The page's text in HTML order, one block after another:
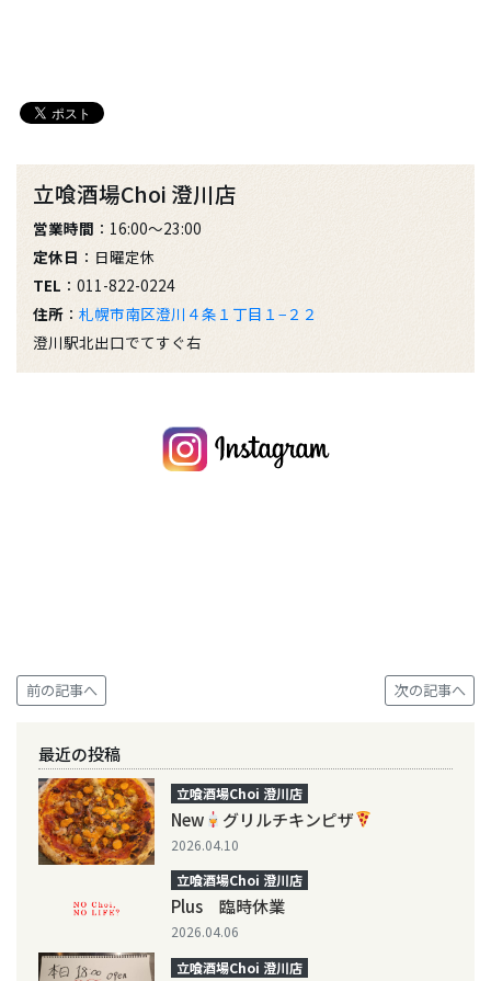
立喰酒場Choi 澄川店
営業時間 ：16:00～23:00
定休日 ：日曜定休
TEL ：011-822-0224
住所 ： 札幌市南区澄川４条１丁目１−２２
澄川駅北出口でてすぐ右
前の記事へ 次の記事へ
最近の投稿
立喰酒場Choi 澄川店
New グリルチキンピザ
2026.04.10
立喰酒場Choi 澄川店
Plus 臨時休業
2026.04.06
立喰酒場Choi 澄川店